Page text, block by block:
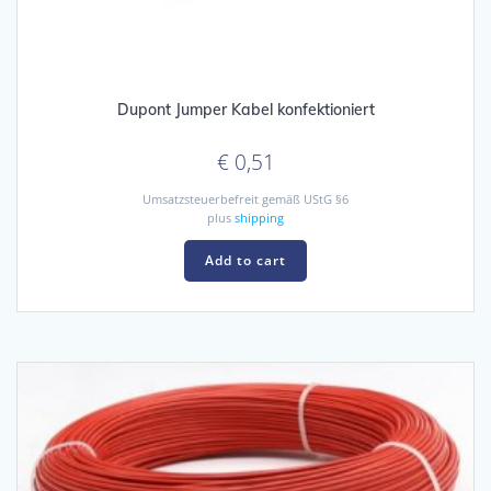
Dupont Jumper Kabel konfektioniert
€0,51
Umsatzsteuerbefreit gemäß UStG §6
plus shipping
Add to cart